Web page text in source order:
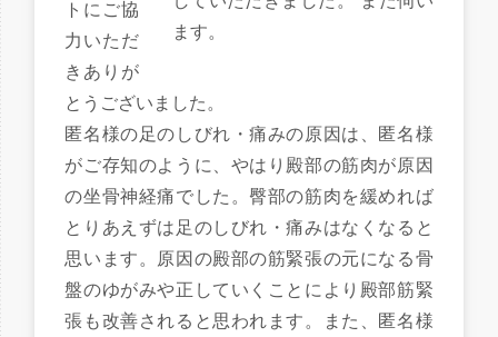
ます。
トにご協
力いただ
きありが
とうございました。
匿名様の足のしびれ・痛みの原因は、匿名様
がご存知のように、やはり殿部の筋肉が原因
の坐骨神経痛でした。臀部の筋肉を緩めれば
とりあえずは足のしびれ・痛みはなくなると
思います。原因の殿部の筋緊張の元になる骨
盤のゆがみや正していくことにより殿部筋緊
張も改善されると思われます。また、匿名様